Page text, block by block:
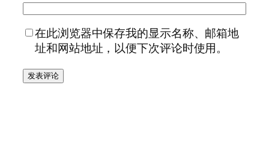
在此浏览器中保存我的显示名称、邮箱地
址和网站地址，以便下次评论时使用。